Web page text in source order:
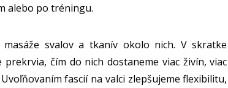
alebo po tréningu.
svalov a tkanív okolo nich. V skratke
čím do nich dostaneme viac živín, viac
fascií na valci zlepšujeme flexibilitu,